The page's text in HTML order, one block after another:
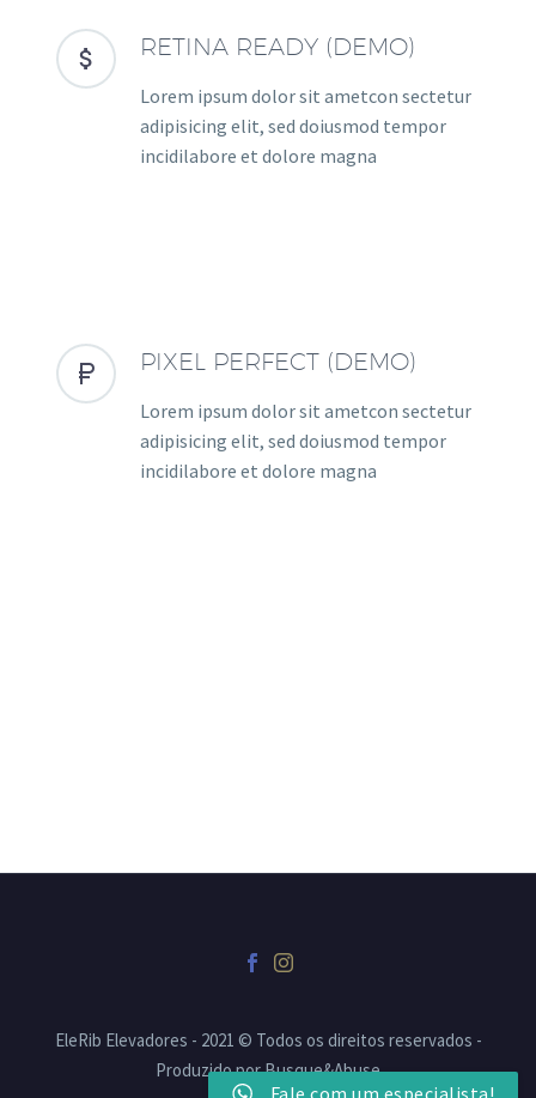

 RETINA READY (DEMO)
Lorem ipsum dolor sit ametcon sectetur
adipisicing elit, sed doiusmod tempor
incidilabore et dolore magna

 PIXEL PERFECT (DEMO)
Lorem ipsum dolor sit ametcon sectetur
adipisicing elit, sed doiusmod tempor
incidilabore et dolore magna
EleRib Elevadores - 2021 © Todos os direitos reservados -
Produzido por Busque&Abuse
Fale com um especialista!